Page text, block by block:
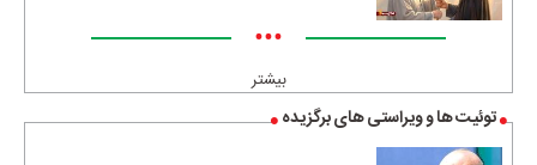
•••
بیشتر
توئیت ها و ویراستی های برگزیده